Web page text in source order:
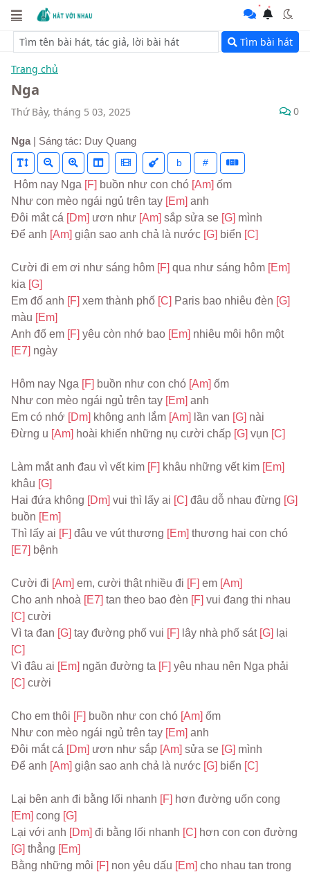
Tìm bài hát
Trang chủ
Nga
Thứ Bảy, tháng 5 03, 2025 0
Nga | Sáng tác: Duy Quang
b #
Hôm nay Nga [F] buồn như con chó [Am] ốm
Như con mèo ngái ngủ trên tay [Em] anh
Đôi mắt cá [Dm] ươn như [Am] sắp sửa se [G] mình
Để anh [Am] giận sao anh chả là nước [G] biển [C]
Cười đi em ơi như sáng hôm [F] qua như sáng hôm
kia [G]
Em đố anh [F] xem thành phố [C] Paris bao nhiêu đèn
màu [Em]
Anh đố em [F] yêu còn nhớ bao [Em]
nhiêu môi hôn một
[E7] ngày
Hôm nay Nga [F] buồn như con chó [Am] ốm
Như con mèo ngái ngủ trên tay [Em] anh
Em có nhớ [Dm] không anh lắm [Am] lần van [G] nài
Đừng u [Am] hoài khiến những nụ cười chấp [G] vụn [C]
Làm mắt anh đau vì vết kim [F] khâu những vết kim
khâu [G]
Hai đứa không [Dm] vui thì lấy ai [C] đâu dỗ nhau đừng
buồn [Em]
Thì lấy ai [F] đâu ve vút thương [Em]
[E7] bệnh
Cười đi [Am] em, cười thật nhiều đi [F] em [Am]
Cho anh nhoà [E7] tan theo bao đèn [F]
[C] cười
Vì ta đan [G] tay đường phố vui [F] lây nhà phố sát [G]
[C]
Vì đâu ai [Em] ngăn đường ta [F]
[C] cười
Cho em thôi [F] buồn như con chó [Am] ốm
Như con mèo ngái ngủ trên tay [Em] anh
Đôi mắt cá [Dm] ươn như sắp [Am] sửa se [G] mình
Để anh [Am] giận sao anh chả là nước [G] biển [C]
Lại bên anh đi bằng lối nhanh [F]
[Em] cong [G]
Lại với anh [Dm] đi bằng lối nhanh [C]
[G] thẳng [Em]
Bằng những môi [F] non yêu dấu [Em] cho nhau tan trong